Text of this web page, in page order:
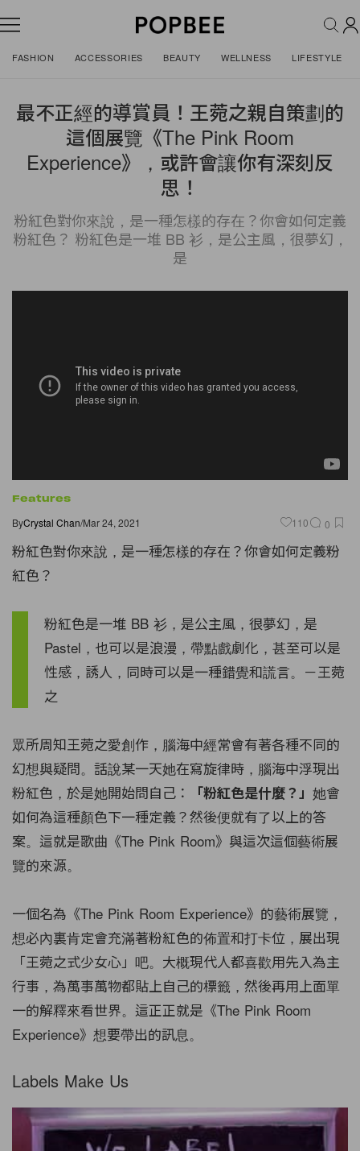
FASHION ACCESSORIES BEAUTY WELLNESS LIFESTYLE
最不正經的導賞員！王菀之親自策劃的
這個展覽《The Pink Room
Experience》，或許會讓你有深刻反
思！
粉紅色對你來說，是一種怎樣的存在？你會如何定義
粉紅色？ 粉紅色是一堆 BB 衫，是公主風，很夢幻，
是
Features
ByCrystal Chan/Mar 24, 2021 110 0
粉紅色對你來說，是一種怎樣的存在？你會如何定義粉
紅色？
粉紅色是一堆 BB 衫，是公主風，很夢幻，是
Pastel，也可以是浪漫，帶點戲劇化，甚至可以是
性感，誘人，同時可以是一種錯覺和謊言。－王菀
之
眾所周知王菀之愛創作，腦海中經常會有著各種不同的
幻想與疑問。話說某一天她在寫旋律時，腦海中浮現出
粉紅色，於是她開始問自己：
「粉紅色是什麼？」 她會
如何為這種顏色下一種定義？然後便就有了以上的答
案。這就是歌曲《The Pink Room》與這次這個藝術展
覽的來源。
一個名為《The Pink Room Experience》的藝術展覽，
想必內裏肯定會充滿著粉紅色的佈置和打卡位，展出現
「王菀之式少女心」吧。大概現代人都喜歡用先入為主
行事，為萬事萬物都貼上自己的標籤，然後再用上面單
一的解釋來看世界。這正正就是《The Pink Room
Experience》想要帶出的訊息。
Labels Make Us